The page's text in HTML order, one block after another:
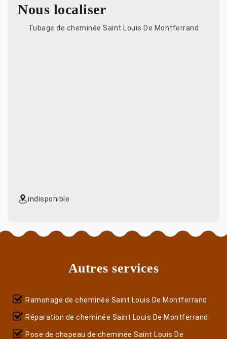
Nous localiser
Tubage de cheminée Saint Louis De Montferrand
indisponible
Autres services
Ramonage de cheminée Saint Louis De Montferrand
Réparation de cheminée Saint Louis De Montferrand
Pose de chapeau de cheminée Saint Louis De